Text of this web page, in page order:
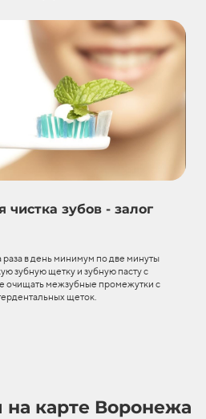
чистка зубов - залог
раза в день минимум по две минуты
зубную щетку и зубную пасту с
очищать межзубные промежутки с
щеток.
карте Воронежа